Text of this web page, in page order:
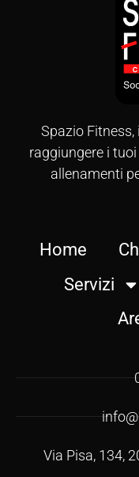
Spazio
raggiungere i
allenamenti
Home
Servizi
Via Pisa, 134,